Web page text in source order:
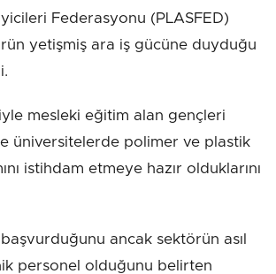
Federasyonu (PLASFED)
yetişmiş ara iş gücüne duyduğu
mesleki eğitim alan gençleri
üniversitelerde polimer ve plastik
istihdam etmeye hazır olduklarını
ancak sektörün asıl
personel olduğunu belirten